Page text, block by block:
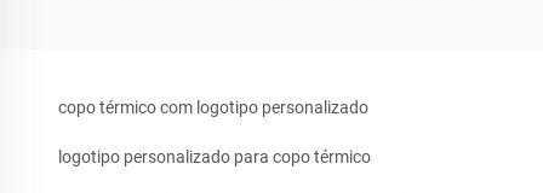
copo térmico com logotipo personalizado
logotipo personalizado para copo térmico